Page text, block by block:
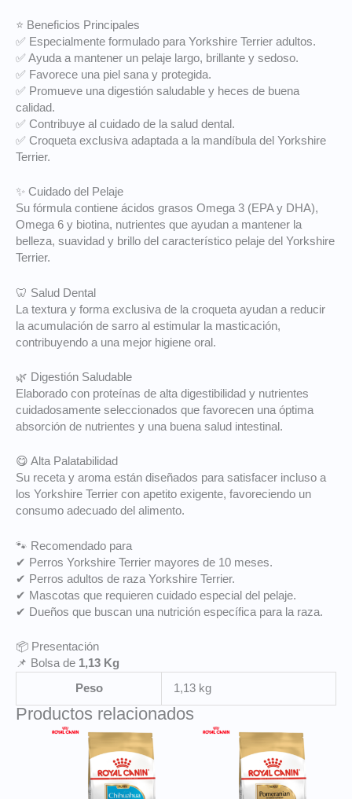
⭐ Beneficios Principales
✅ Especialmente formulado para Yorkshire Terrier adultos.
✅ Ayuda a mantener un pelaje largo, brillante y sedoso.
✅ Favorece una piel sana y protegida.
✅ Promueve una digestión saludable y heces de buena
calidad.
✅ Contribuye al cuidado de la salud dental.
✅ Croqueta exclusiva adaptada a la mandíbula del Yorkshire
Terrier.
✨ Cuidado del Pelaje
Su fórmula contiene ácidos grasos Omega 3 (EPA y DHA),
Omega 6 y biotina, nutrientes que ayudan a mantener la
belleza, suavidad y brillo del característico pelaje del Yorkshire
Terrier.
🦷 Salud Dental
La textura y forma exclusiva de la croqueta ayudan a reducir
la acumulación de sarro al estimular la masticación,
contribuyendo a una mejor higiene oral.
🌿 Digestión Saludable
Elaborado con proteínas de alta digestibilidad y nutrientes
cuidadosamente seleccionados que favorecen una óptima
absorción de nutrientes y una buena salud intestinal.
😋 Alta Palatabilidad
Su receta y aroma están diseñados para satisfacer incluso a
los Yorkshire Terrier con apetito exigente, favoreciendo un
consumo adecuado del alimento.
🐾 Recomendado para
✔ Perros Yorkshire Terrier mayores de 10 meses.
✔ Perros adultos de raza Yorkshire Terrier.
✔ Mascotas que requieren cuidado especial del pelaje.
✔ Dueños que buscan una nutrición específica para la raza.
📦 Presentación
📌 Bolsa de 1,13 Kg
Peso
1,13 kg
Productos relacionados